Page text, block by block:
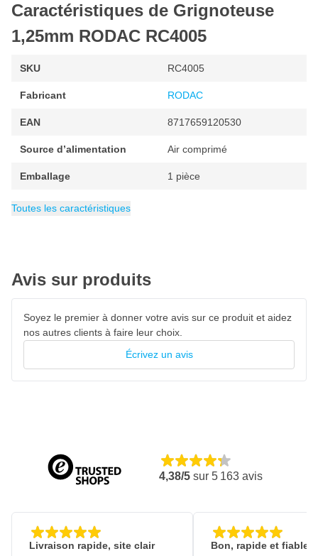
Caractéristiques de Grignoteuse
1,25mm RODAC RC4005
SKU RC4005
Fabricant RODAC
EAN 8717659120530
Source d’alimentation Air comprimé
Emballage 1 pièce
Consommation d'air
Poids 0.9 kg
Catégorie Cisailles et grignoteuses
Toutes les caractéristiques
Avis sur produits
Soyez le premier à donner votre avis sur ce produit et aidez
nos autres clients à faire leur choix.
Écrivez un avis
4,38/5 sur 5 163 avis
Livraison rapide, site clair
Bon, rapide et fiable